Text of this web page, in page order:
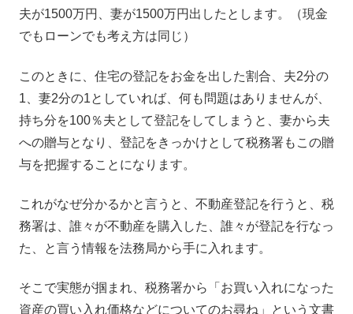
夫が1500万円、妻が1500万円出したとします。（現金
でもローンでも考え方は同じ）
このときに、住宅の登記をお金を出した割合、夫2分の
1、妻2分の1としていれば、何も問題はありませんが、
持ち分を100％夫として登記をしてしまうと、妻から夫
への贈与となり、登記をきっかけとして税務署もこの贈
与を把握することになります。
これがなぜ分かるかと言うと、不動産登記を行うと、税
務署は、誰々が不動産を購入した、誰々が登記を行なっ
た、と言う情報を法務局から手に入れます。
そこで実態が掴まれ、税務署から「お買い入れになった
資産の買い入れ価格などについてのお尋ね」という文書